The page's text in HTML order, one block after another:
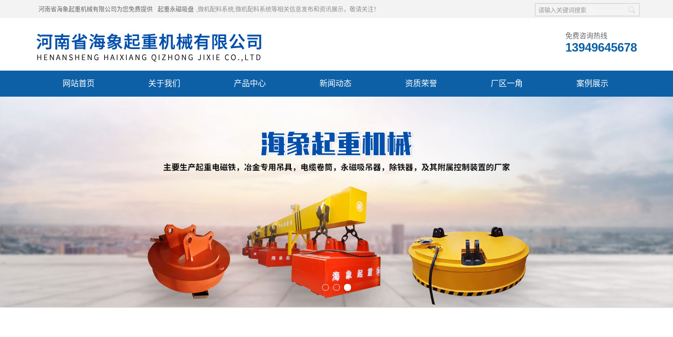
河南省海象起重机械有限公司为您免费提供 起重永磁吸盘 ,微机配料系统,微机配料系统等相关信息发布和资讯展示，敬请关注！
免费咨询热线
13949645678
网站首页 关于我们 产品中心 新闻动态 资质荣誉 厂区一角 案例展示